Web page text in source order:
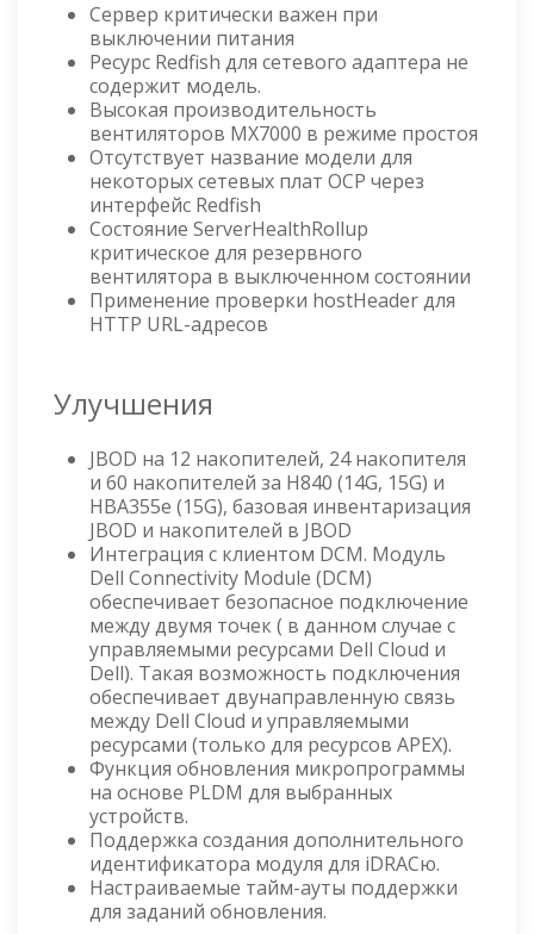
Сервер критически важен при
выключении питания
Ресурс Redfish для сетевого адаптера не
содержит модель.
Высокая производительность
вентиляторов MX7000 в режиме простоя
Отсутствует название модели для
некоторых сетевых плат OCP через
интерфейс Redfish
Состояние ServerHealthRollup
критическое для резервного
вентилятора в выключенном состоянии
Применение проверки hostHeader для
HTTP URL-адресов
Улучшения
JBOD на 12 накопителей, 24 накопителя
и 60 накопителей за H840 (14G, 15G) и
HBA355e (15G), базовая инвентаризация
JBOD и накопителей в JBOD
Интеграция с клиентом DCM. Модуль
Dell Connectivity Module (DCM)
обеспечивает безопасное подключение
между двумя точек ( в данном случае с
управляемыми ресурсами Dell Cloud и
Dell). Такая возможность подключения
обеспечивает двунаправленную связь
между Dell Cloud и управляемыми
ресурсами (только для ресурсов APEX).
Функция обновления микропрограммы
на основе PLDM для выбранных
устройств.
Поддержка создания дополнительного
идентификатора модуля для iDRACю.
Настраиваемые тайм-ауты поддержки
для заданий обновления.